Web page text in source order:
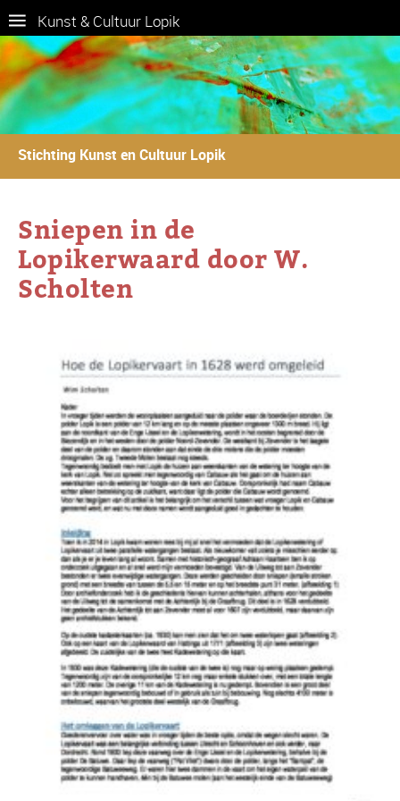
Kunst & Cultuur Lopik
Stichting Kunst en Cultuur Lopik
Sniepen in de
Lopikerwaard door W.
Scholten